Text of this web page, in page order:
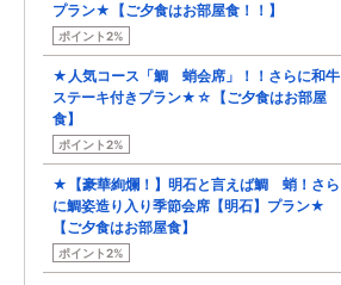
プラン★【ご夕食はお部屋食！！】
ポイント2%
★人気コース「鯛 蛸会席」！！さらに和牛
ステーキ付きプラン★☆【ご夕食はお部屋
食】
ポイント2%
★【豪華絢爛！】明石と言えば鯛 蛸！さら
に鯛姿造り入り季節会席【明石】プラン★
【ご夕食はお部屋食】
ポイント2%